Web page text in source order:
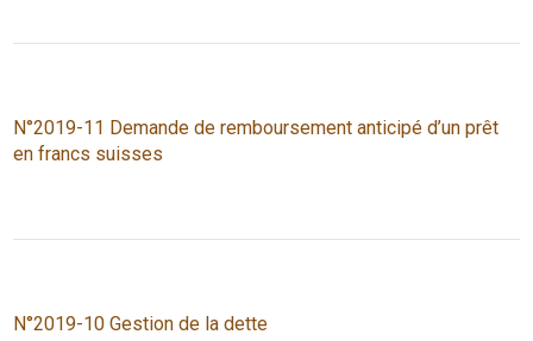
N°2019-11 Demande de remboursement anticipé d’un prêt
en francs suisses
N°2019-10 Gestion de la dette